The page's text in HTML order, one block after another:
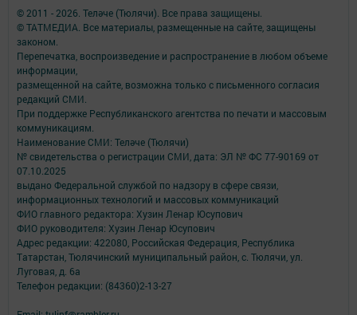
© 2011 - 2026. Теләче (Тюлячи). Все права защищены.
© ТАТМЕДИА. Все материалы, размещенные на сайте, защищены
законом.
Перепечатка, воспроизведение и распространение в любом объеме
информации,
размещенной на сайте, возможна только с письменного согласия
редакций СМИ.
При поддержке Республиканского агентства по печати и массовым
коммуникациям.
Наименование СМИ: Теләче (Тюлячи)
№ свидетельства о регистрации СМИ, дата: ЭЛ № ФС 77-90169 от
07.10.2025
выдано Федеральной службой по надзору в сфере связи,
информационных технологий и массовых коммуникаций
ФИО главного редактора: Хузин Ленар Юсупович
ФИО руководителя: Хузин Ленар Юсупович
Адрес редакции: 422080, Российская Федерация, Республика
Татарстан, Тюлячинский муниципальный район, с. Тюлячи, ул.
Луговая, д. 6а
Телефон редакции: (84360)2-⁠13-⁠27